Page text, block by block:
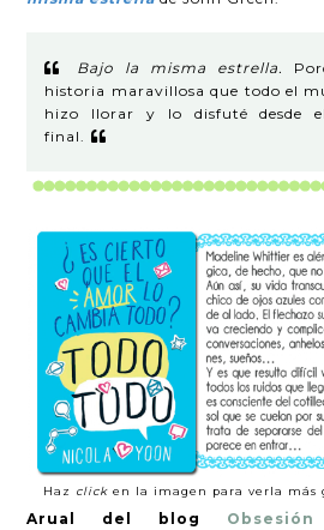
Bajo la misma estrella.
historia maravillosa que todo el
hizo llorar y lo disfuté desde
final.
Haz clicken la imagen para verla más
Arual del blog